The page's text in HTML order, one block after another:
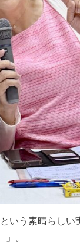
いう素晴らしい
。